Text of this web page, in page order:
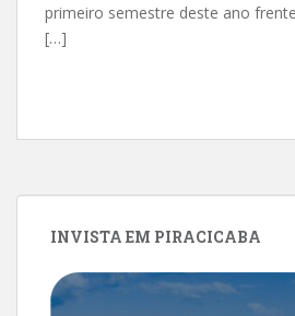
primeiro semestre deste ano
[…]
INVISTA EM PIRACICABA